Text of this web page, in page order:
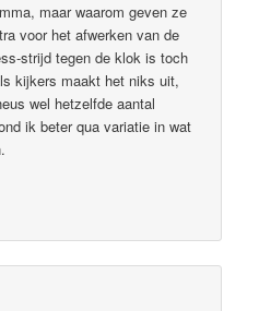
maar waarom geven ze
voor het afwerken van de
strijd tegen de klok is toch
kijkers maakt het niks uit,
wel hetzelfde aantal
ik beter qua variatie in wat